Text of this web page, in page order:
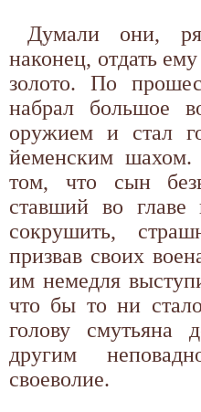
Думали они,
наконец, отдать
золото. По
набрал большое
оружием и стал
йеменским
том, что сын
ставший во главе
сокрушить,
призвав своих
им немедля
что бы то ни
голову смутьяна
другим
своеволие.